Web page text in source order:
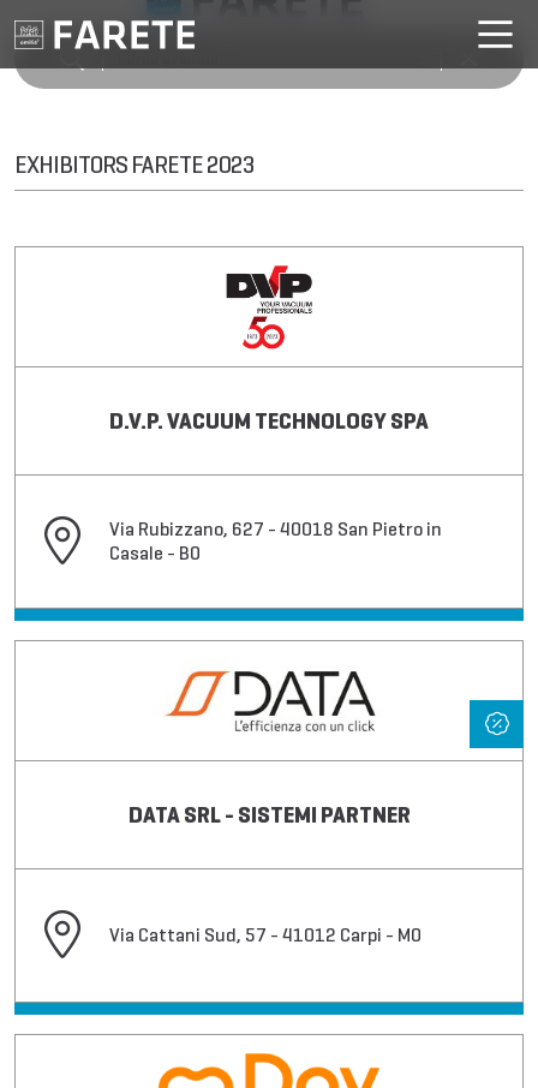
EXHIBITORS FARETE 2023
D.V.P. VACUUM TECHNOLOGY SPA
Via Rubizzano, 627 - 40018 San Pietro in
Casale - BO
DATA SRL - SISTEMI PARTNER
Via Cattani Sud, 57 - 41012 Carpi - MO